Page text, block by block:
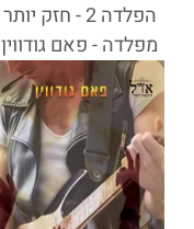
הפלדה 2 - חזק יותר
מפלדה - פאם גודווין